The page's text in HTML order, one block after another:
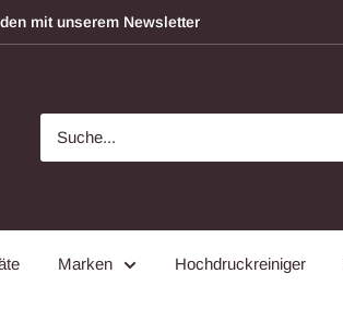
mit unserem Newsletter
Marken Hochdruckreiniger